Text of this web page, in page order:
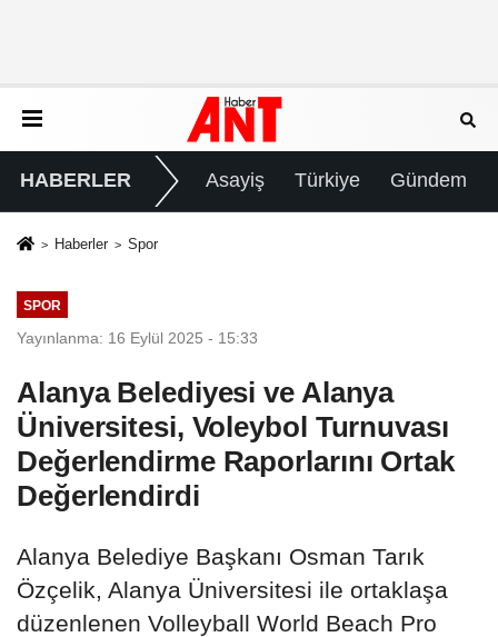
HABERLER Asayiş Türkiye Gündem
Haberler Spor
SPOR
Yayınlanma: 16 Eylül 2025 - 15:33
Alanya Belediyesi ve Alanya
Üniversitesi, Voleybol Turnuvası
Değerlendirme Raporlarını Ortak
Değerlendirdi
Alanya Belediye Başkanı Osman Tarık
Özçelik, Alanya Üniversitesi ile ortaklaşa
düzenlenen Volleyball World Beach Pro